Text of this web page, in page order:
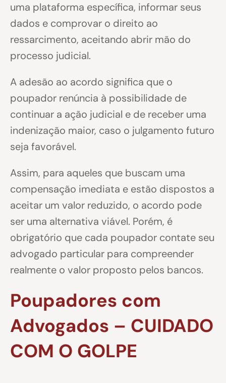
uma plataforma específica, informar seus
dados e comprovar o direito ao
ressarcimento, aceitando abrir mão do
processo judicial.
A adesão ao acordo significa que o
poupador renúncia à possibilidade de
continuar a ação judicial e de receber uma
indenização maior, caso o julgamento futuro
seja favorável.
Assim, para aqueles que buscam uma
compensação imediata e estão dispostos a
aceitar um valor reduzido, o acordo pode
ser uma alternativa viável. Porém, é
obrigatório que cada poupador contate seu
advogado particular para compreender
realmente o valor proposto pelos bancos.
Poupadores com
Advogados – CUIDADO
COM O GOLPE